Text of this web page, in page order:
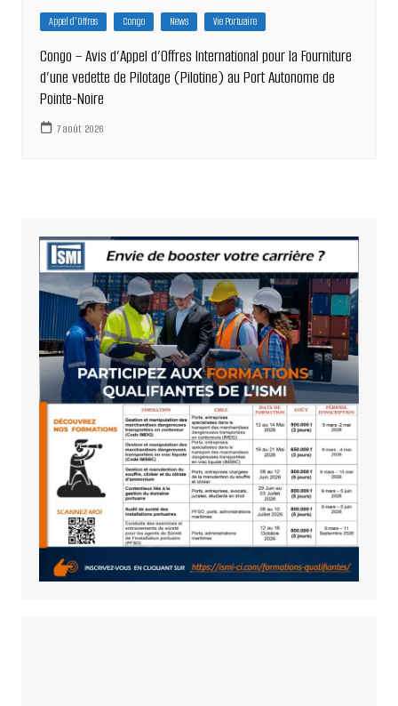
Appel d'Offres Congo News Vie Portuaire
Congo – Avis d’Appel d’Offres International pour la Fourniture
d’une vedette de Pilotage (Pilotine) au Port Autonome de
Pointe-Noire
7 août 2026